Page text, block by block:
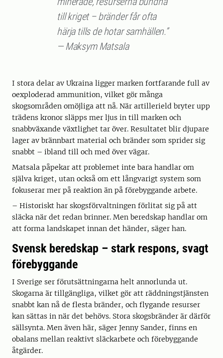
till kriget – bränder får ofta
härja tills de hotar samhällen.”
— Maksym Matsala
I stora delar av Ukraina ligger marken fortfarande full av
oexploderad ammunition, vilket gör många
skogsområden omöjliga att nå. När artillerield bryter upp
trädens kronor släpps mer ljus in till marken och
snabbväxande växtlighet tar över. Resultatet blir djupare
lager av brännbart material och bränder som sprider sig
snabbt – ibland till och med över vägar.
Matsala påpekar att problemet inte bara handlar om
själva kriget, utan också om ett långvarigt system som
fokuserar mer på reaktion än på förebyggande arbete.
– Historiskt har skogsförvaltningen förlitat sig på att
släcka när det redan brinner. Men beredskap handlar om
att forma landskapet innan det händer, säger han.
Svensk beredskap – stark respons, svagt
förebyggande
I Sverige ser förutsättningarna helt annorlunda ut.
Skogarna är tillgängliga, vilket gör att räddningstjänsten
snabbt kan nå de flesta bränder, och flygande resurser
kan sättas in när det behövs. Stora skogsbränder är därför
sällsynta. Men även här, säger Jenny Sander, finns en
obalans mellan reaktivt släckarbete och förebyggande
åtgärder.